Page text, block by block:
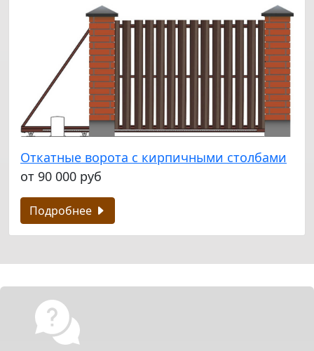
Откатные ворота с кирпичными столбами
от 90 000 руб
Подробнее